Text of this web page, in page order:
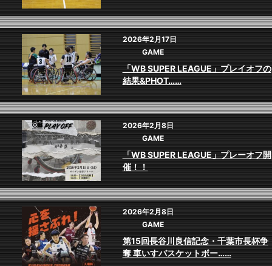
2026年2月17日
GAME
「WB SUPER LEAGUE」プレイオフの
結果&PHOT……
2026年2月8日
GAME
「WB SUPER LEAGUE」プレーオフ開
催！！
2026年2月8日
GAME
第15回長谷川良信記念・千葉市長杯争
奪 車いすバスケットボー……